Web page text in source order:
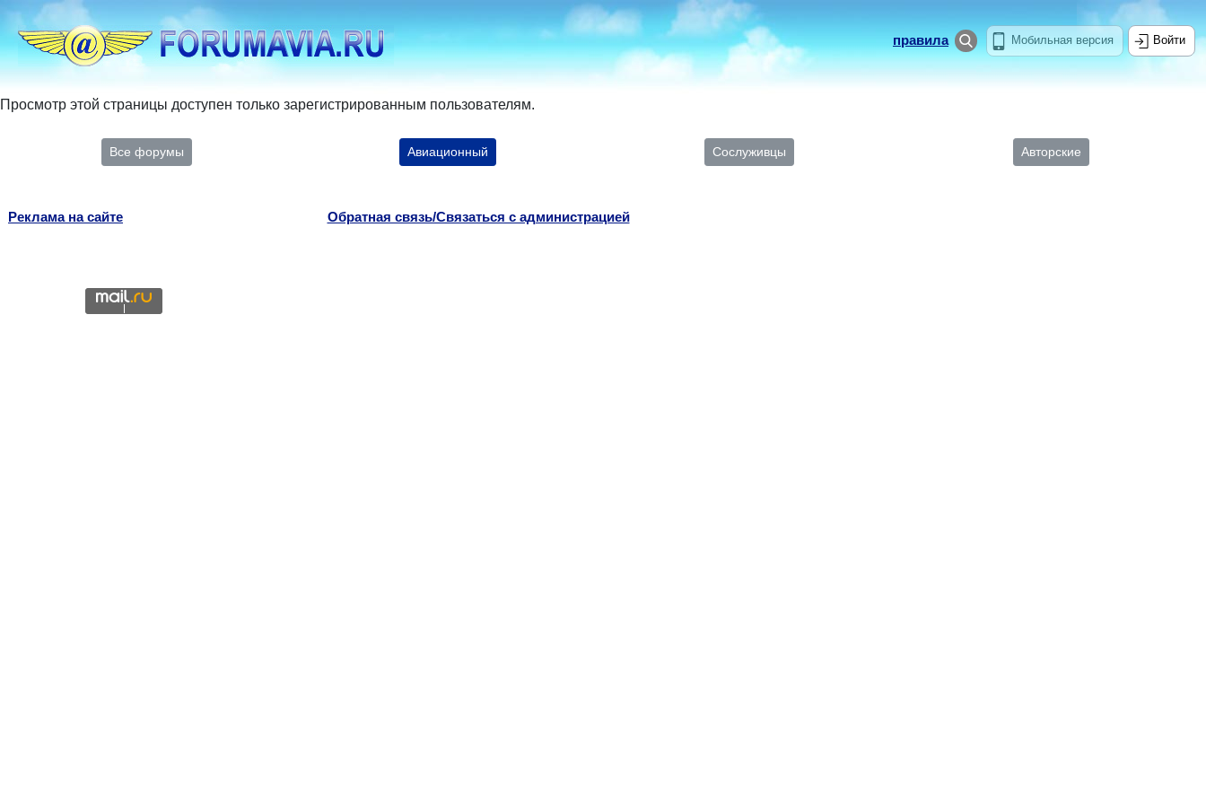
Мобильная версия
правила Войти
Просмотр этой страницы доступен только зарегистрированным пользователям.
Все форумы Авиационный Сослуживцы Авторские
Реклама на сайте Обратная связь/Связаться с администрацией